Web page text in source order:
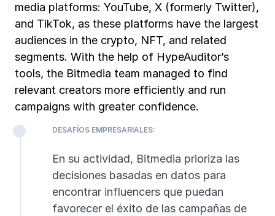
media platforms: YouTube, X (formerly Twitter),
and TikTok, as these platforms have the largest
audiences in the crypto, NFT, and related
segments. With the help of HypeAuditor’s
tools, the Bitmedia team managed to find
relevant creators more efficiently and run
campaigns with greater confidence.
DESAFÍOS EMPRESARIALES:
En su actividad, Bitmedia prioriza las
decisiones basadas en datos para
encontrar influencers que puedan
favorecer el éxito de las campañas de